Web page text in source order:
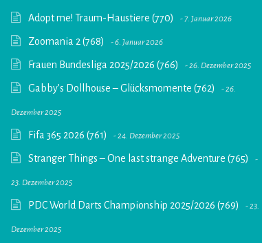
Adopt me! Traum-Haustiere (770) 7. Januar 2026
Zoomania 2 (768) 6. Januar 2026
Frauen Bundesliga 2025/2026 (766) 26. Dezember 2025
Gabby’s Dollhouse – Glücksmomente (762) 26.
Dezember 2025
Fifa 365 2026 (761) 24. Dezember 2025
Stranger Things – One last strange Adventure (765)
23. Dezember 2025
PDC World Darts Championship 2025/2026 (769) 23.
Dezember 2025